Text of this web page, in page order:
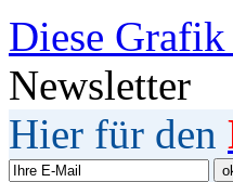
Diese
Newsletter
Hier für den